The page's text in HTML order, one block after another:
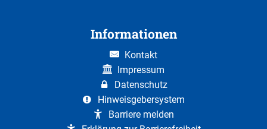
Informationen
Kontakt
Impressum
Datenschutz
Hinweisgebersystem
Barriere melden